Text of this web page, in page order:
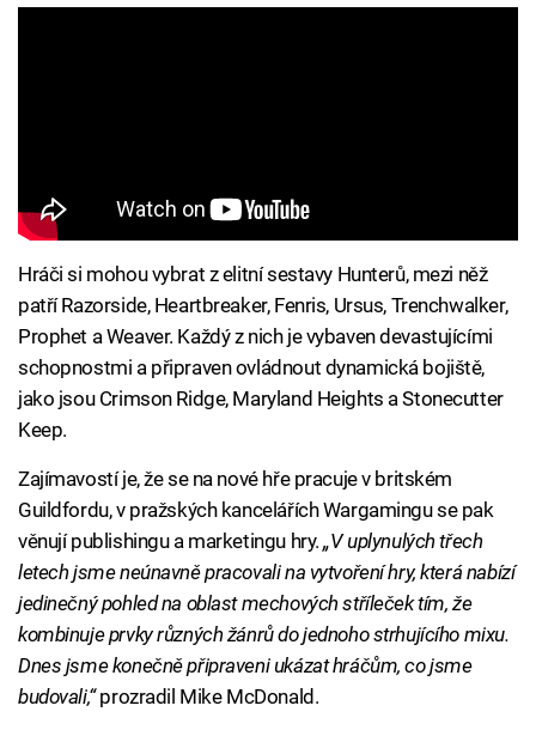
Hráči si mohou vybrat z elitní sestavy Hunterů, mezi něž
patří Razorside, Heartbreaker, Fenris, Ursus, Trenchwalker,
Prophet a Weaver. Každý z nich je vybaven devastujícími
schopnostmi a připraven ovládnout dynamická bojiště,
jako jsou Crimson Ridge, Maryland Heights a Stonecutter
Keep.
Zajímavostí je, že se na nové hře pracuje v britském
Guildfordu, v pražských kancelářích Wargamingu se pak
věnují publishingu a marketingu hry.„V uplynulých třech
letech jsme neúnavně pracovali na vytvoření hry, která nabízí
jedinečný pohled na oblast mechových stříleček tím, že
kombinuje prvky různých žánrů do jednoho strhujícího mixu.
Dnes jsme konečně připraveni ukázat hráčům, co jsme
budovali,“prozradil Mike McDonald.